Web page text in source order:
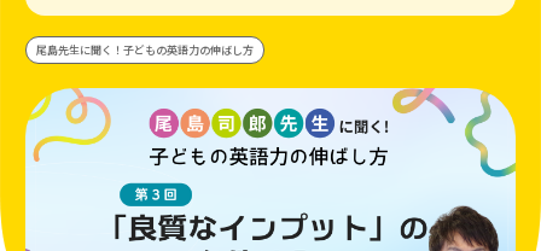
尾島先生に聞く！子どもの英語力の伸ばし方